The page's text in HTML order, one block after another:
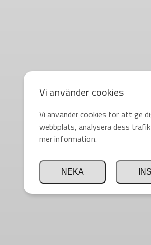
Vi använder cookies
Vi använder cookies för att ge
webbplats, analysera dess
mer information.
NEKA